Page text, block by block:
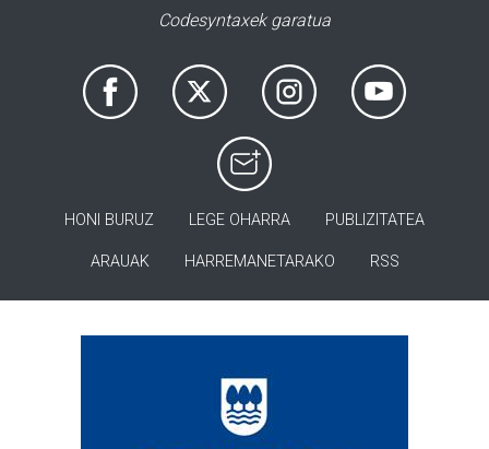
Codesyntaxek garatua
HONI BURUZ LEGE OHARRA PUBLIZITATEA
ARAUAK HARREMANETARAKO RSS